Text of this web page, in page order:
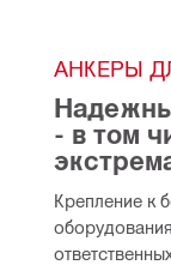
АНКЕРЫ
- в том
Крепление к